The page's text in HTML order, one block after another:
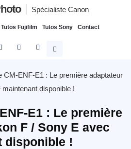
Spécialiste Canon
Tutos Fujifilm Tutos Sony Contact
CM-ENF-E1 : Le première adaptateur
disponible !
E1 : Le première
F / Sony E avec
disponible !